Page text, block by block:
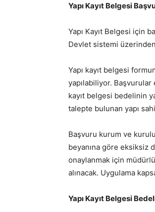
Yapı Kayıt Belgesi
Yapı Kayıt Belgesi için
Devlet sistemi
Yapı kayıt belgesi
yapılabiliyor.
kayıt belgesi bedelinin
talepte bulunan yapı
Başvuru kurum ve
beyanına göre eksiksiz
onaylanmak için
alınacak. Uygulama
Yapı Kayıt Belgesi